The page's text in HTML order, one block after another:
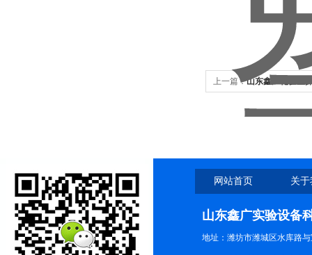
上一篇：山东鑫广化验室
网站首页 关
山东鑫广实验设备
地址：潍坊市潍城区水库路